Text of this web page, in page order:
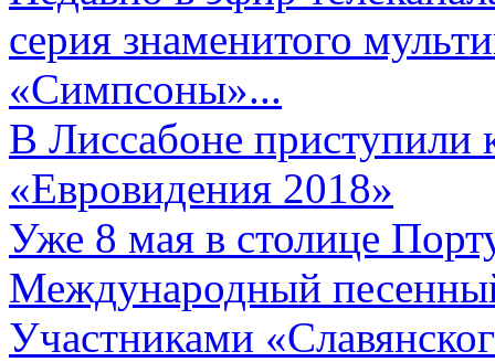
серия знаменитого
«Симпсоны»...
В Лиссабоне приступили
«Евровидения 2018»
Уже 8 мая в столице
Международный
Участниками